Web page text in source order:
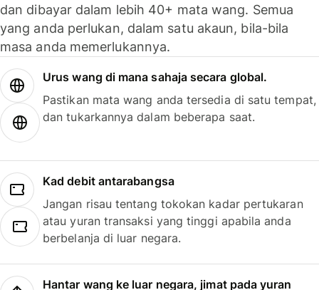
dan dibayar dalam lebih 40+ mata wang. Semua
yang anda perlukan, dalam satu akaun, bila-bila
masa anda memerlukannya.
Urus wang di mana sahaja secara global.
Pastikan mata wang anda tersedia di satu tempat,
dan tukarkannya dalam beberapa saat.
Kad debit antarabangsa
Jangan risau tentang tokokan kadar pertukaran
atau yuran transaksi yang tinggi apabila anda
berbelanja di luar negara.
Hantar wang ke luar negara, jimat pada yuran